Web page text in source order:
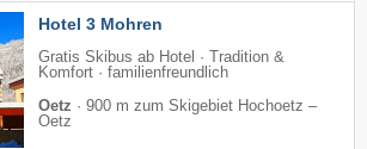
Hotel 3 Mohren
Gratis Skibus ab Hotel · Tradition &
Komfort · familienfreundlich
Oetz · 900 m zum Skigebiet Hochoetz –
Oetz